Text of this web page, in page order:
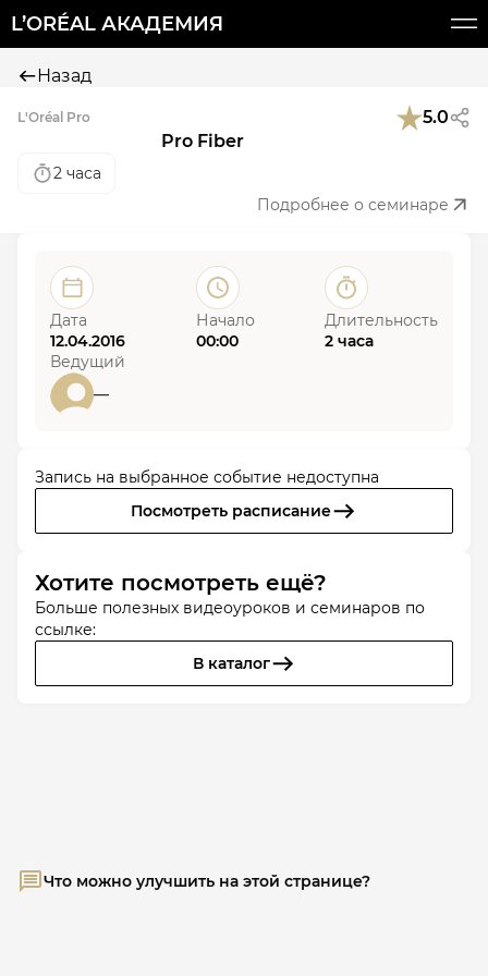
L’ORÉAL АКАДЕМИЯ
Назад
L'Oréal Pro
5.0
Pro Fiber
2 часа
Подробнее о семинаре
Дата
12.04.2016
Начало
00:00
Длительность
2 часа
Ведущий
—
Запись на выбранное событие недоступна
Посмотреть расписание
Хотите посмотреть ещё?
Больше полезных видеоуроков и семинаров по
ссылке:
В каталог
Что можно улучшить на этой странице?